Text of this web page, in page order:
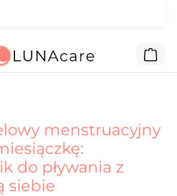
menstruacyjny
do pływania z
siebie